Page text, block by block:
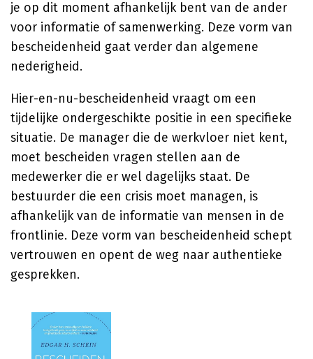
je op dit moment afhankelijk bent van de ander
voor informatie of samenwerking. Deze vorm van
bescheidenheid gaat verder dan algemene
nederigheid.
Hier-en-nu-bescheidenheid vraagt om een
tijdelijke ondergeschikte positie in een specifieke
situatie. De manager die de werkvloer niet kent,
moet bescheiden vragen stellen aan de
medewerker die er wel dagelijks staat. De
bestuurder die een crisis moet managen, is
afhankelijk van de informatie van mensen in de
frontlinie. Deze vorm van bescheidenheid schept
vertrouwen en opent de weg naar authentieke
gesprekken.